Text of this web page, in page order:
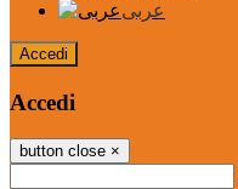
عربى
Accedi
Accedi
button close ×